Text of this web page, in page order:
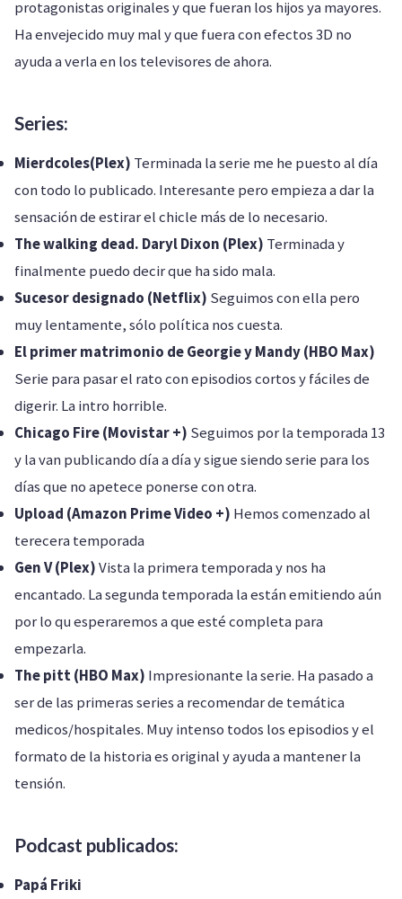
protagonistas originales y que fueran los hijos ya mayores.
Ha envejecido muy mal y que fuera con efectos 3D no
ayuda a verla en los televisores de ahora.
Series:
Mierdcoles(Plex) Terminada la serie me he puesto al día
con todo lo publicado. Interesante pero empieza a dar la
sensación de estirar el chicle más de lo necesario.
The walking dead. Daryl Dixon (Plex) Terminada y
finalmente puedo decir que ha sido mala.
Sucesor designado (Netflix) Seguimos con ella pero
muy lentamente, sólo política nos cuesta.
El primer matrimonio de Georgie y Mandy (HBO Max)
Serie para pasar el rato con episodios cortos y fáciles de
digerir. La intro horrible.
Chicago Fire (Movistar +) Seguimos por la temporada 13
y la van publicando día a día y sigue siendo serie para los
días que no apetece ponerse con otra.
Upload (Amazon Prime Video +) Hemos comenzado al
terecera temporada
Gen V (Plex)Vista la primera temporada y nos ha
encantado. La segunda temporada la están emitiendo aún
por lo qu esperaremos a que esté completa para
empezarla.
The pitt (HBO Max) Impresionante la serie. Ha pasado a
ser de las primeras series a recomendar de temática
medicos/hospitales. Muy intenso todos los episodios y el
formato de la historia es original y ayuda a mantener la
tensión.
Podcast publicados:
Papá Friki